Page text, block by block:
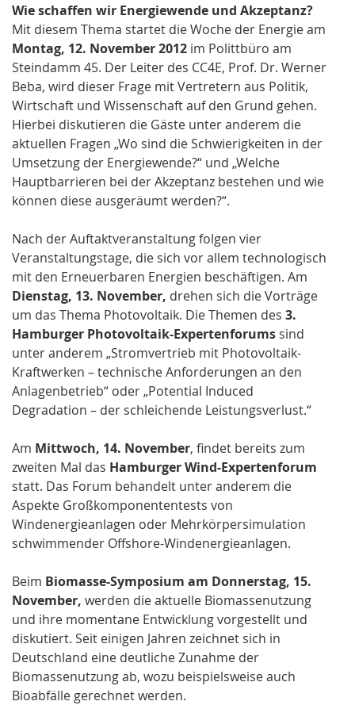
Wie schaffen wir Energiewende und Akzeptanz?
Mit diesem Thema startet die Woche der Energie am
Montag, 12. November 2012 im Polittbüro am
Steindamm 45. Der Leiter des CC4E, Prof. Dr. Werner
Beba, wird dieser Frage mit Vertretern aus Politik,
Wirtschaft und Wissenschaft auf den Grund gehen.
Hierbei diskutieren die Gäste unter anderem die
aktuellen Fragen „Wo sind die Schwierigkeiten in der
Umsetzung der Energiewende?“ und „Welche
Hauptbarrieren bei der Akzeptanz bestehen und wie
können diese ausgeräumt werden?“.
Nach der Auftaktveranstaltung folgen vier
Veranstaltungstage, die sich vor allem technologisch
mit den Erneuerbaren Energien beschäftigen. Am
Dienstag, 13. November, drehen sich die Vorträge
um das Thema Photovoltaik. Die Themen des 3.
Hamburger Photovoltaik-Expertenforums sind
unter anderem „Stromvertrieb mit Photovoltaik-
Kraftwerken – technische Anforderungen an den
Anlagenbetrieb“ oder „Potential Induced
Degradation – der schleichende Leistungsverlust.“
Am Mittwoch, 14. November, findet bereits zum
zweiten Mal das Hamburger Wind-Expertenforum
statt. Das Forum behandelt unter anderem die
Aspekte Großkomponententests von
Windenergieanlagen oder Mehrkörpersimulation
schwimmender Offshore-Windenergieanlagen.
Beim Biomasse-Symposium am Donnerstag, 15.
November, werden die aktuelle Biomassenutzung
und ihre momentane Entwicklung vorgestellt und
diskutiert. Seit einigen Jahren zeichnet sich in
Deutschland eine deutliche Zunahme der
Biomassenutzung ab, wozu beispielsweise auch
Bioabfälle gerechnet werden.